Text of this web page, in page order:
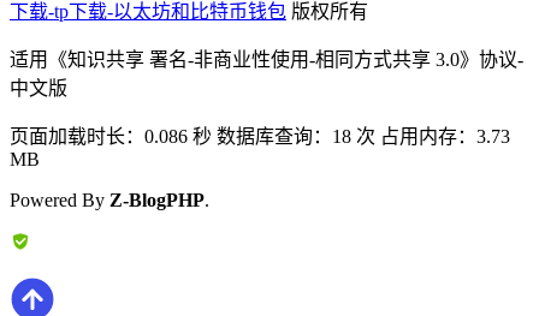
下载-tp下载-以太坊和比特币钱包 版权所有
适用《知识共享 署名-非商业性使用-相同方式共享 3.0》协议-
中文版
页面加载时长：0.086 秒 数据库查询：18 次 占用内存：3.73
MB
Powered By Z-BlogPHP.